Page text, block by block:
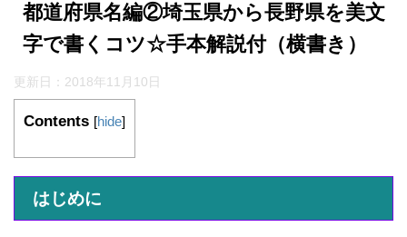
都道府県名編②埼玉県から長野県を美文
字で書くコツ☆手本解説付（横書き）
更新日： 2018年11月10日
Contents [hide]
はじめに